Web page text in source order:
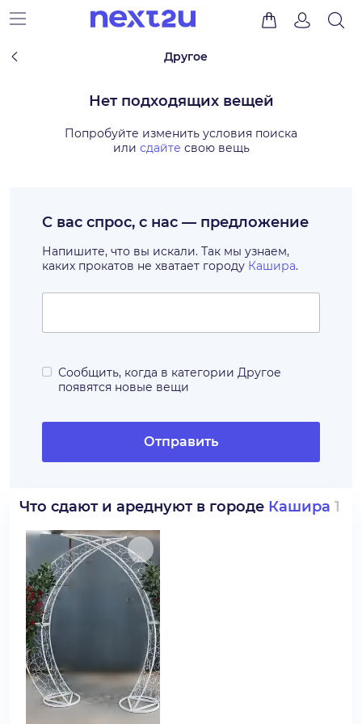
Другое
Нет подходящих вещей
Попробуйте изменить условия поиска
или сдайте свою вещь
С вас спрос, с нас — предложение
Напишите, что вы искали. Так мы узнаем,
каких прокатов не хватает городу Кашира.
Сообщить, когда в категории Другое
появятся новые вещи
Отправить
Что сдают и ареднуют в городе Кашира 1